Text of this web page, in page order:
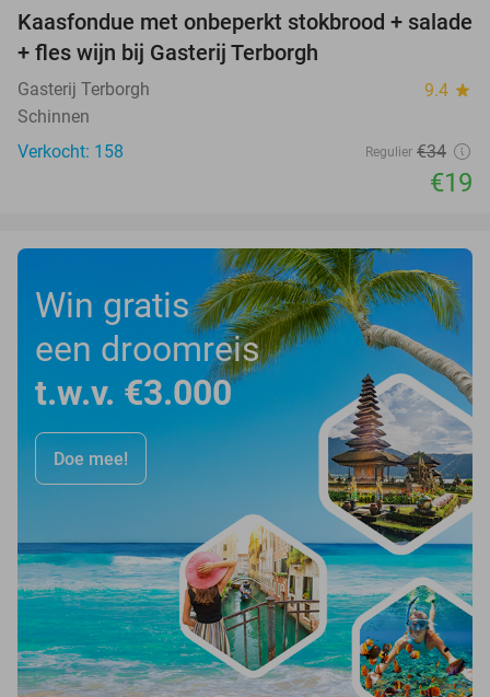
44%
Kaasfondue met onbeperkt stokbrood + salade
+ fles wijn bij Gasterij Terborgh
Gasterij Terborgh 9.4 star
Schinnen
Verkocht: 158
Regulier €34
€19
Win gratis
een droomreis
t.w.v. €3.000
Doe mee!